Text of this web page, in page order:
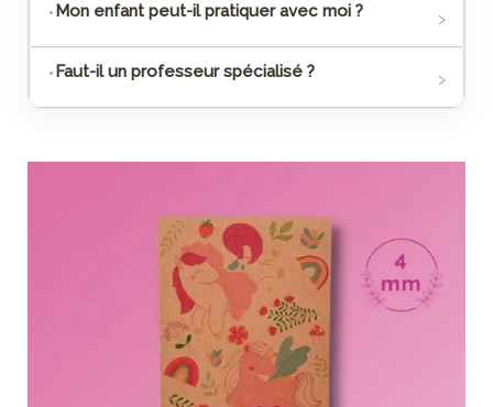
Mon enfant peut-il pratiquer avec moi ?
Faut-il un professeur spécialisé ?